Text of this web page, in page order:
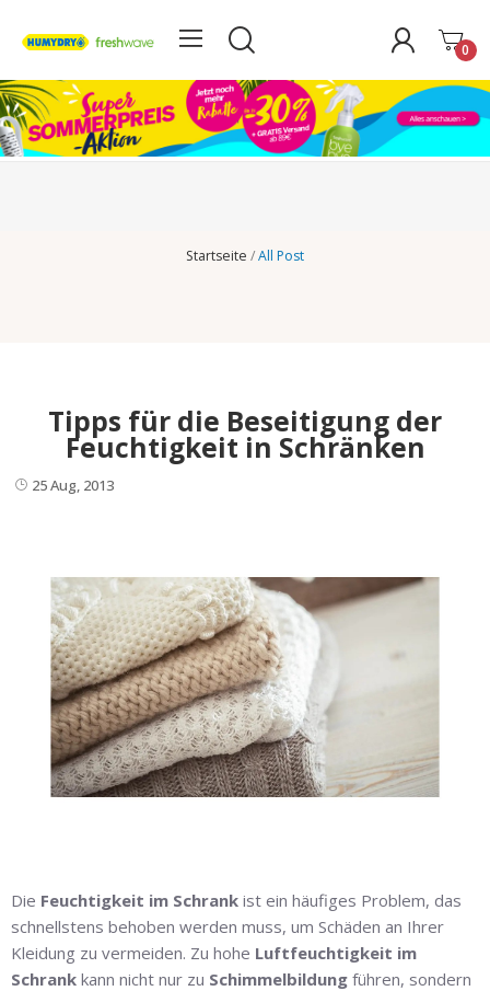
0
Startseite All Post
Tipps für die Beseitigung der
Feuchtigkeit in Schränken
25 Aug, 2013
Die Feuchtigkeit im Schrank ist ein häufiges Problem, das
schnellstens behoben werden muss, um Schäden an Ihrer
Kleidung zu vermeiden. Zu hohe Luftfeuchtigkeit im
Schrank kann nicht nur zu Schimmelbildung führen, sondern